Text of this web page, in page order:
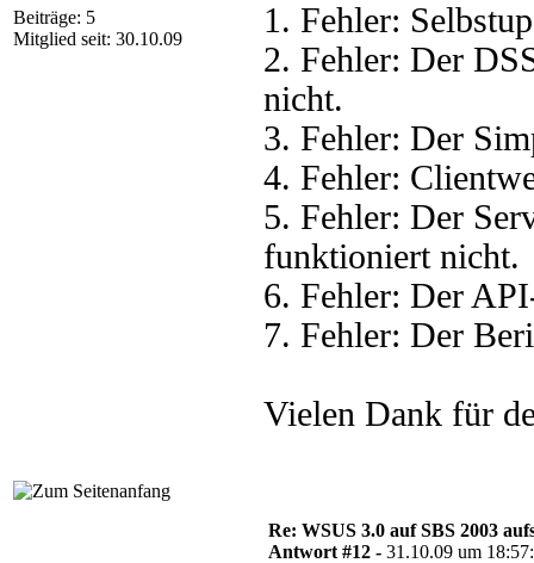
Beiträge: 5
Mitglied seit: 30.10.09
1. Fehler:
2. Fehler: Der
nicht.
3. Fehler: Der
4. Fehler:
5. Fehler: Der
funktioniert nicht.
6. Fehler: Der
7. Fehler: Der
Vielen Dank für
Re: WSUS 3.0 auf SBS 2003
Antwort #12 - 31.10.09 um